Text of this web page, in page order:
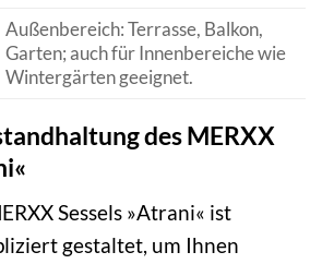
Außenbereich: Terrasse, Balkon,
Garten; auch für Innenbereiche wie
Wintergärten geeignet.
des MERXX
Sessels »Atrani« ist
gestaltet, um Ihnen